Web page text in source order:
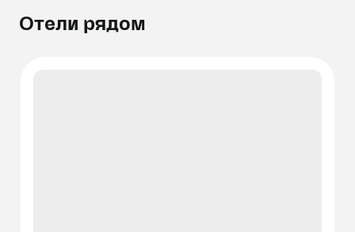
Отели рядом